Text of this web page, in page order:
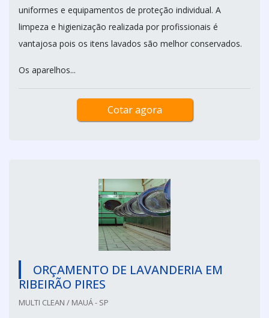
uniformes e equipamentos de proteção individual. A
limpeza e higienização realizada por profissionais é
vantajosa pois os itens lavados são melhor conservados.
Os aparelhos...
Cotar agora
ORÇAMENTO DE LAVANDERIA EM
RIBEIRÃO PIRES
MULTI CLEAN / MAUÁ - SP